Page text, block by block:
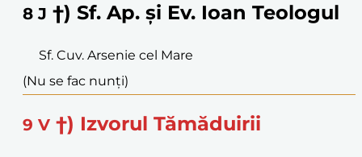
8 J †) Sf. Ap. și Ev. Ioan Teologul
Sf. Cuv. Arsenie cel Mare
(Nu se fac nunți)
9 V †) Izvorul Tămăduirii